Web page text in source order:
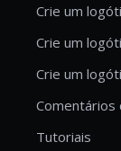
Crie um
Crie um
Crie um
Comentários
Tutoriais